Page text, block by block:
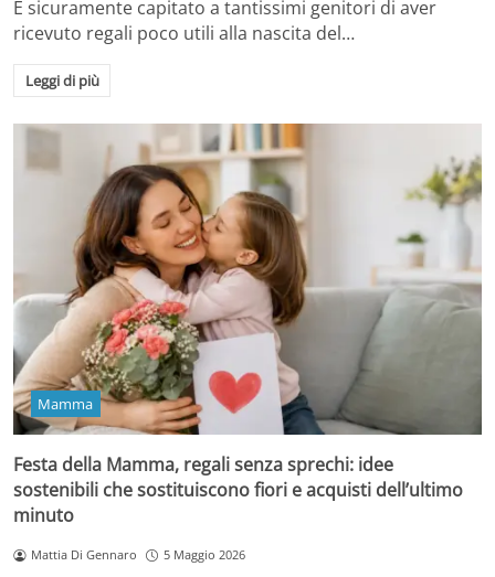
È sicuramente capitato a tantissimi genitori di aver
ricevuto regali poco utili alla nascita del…
Leggi di più
Mamma
Festa della Mamma, regali senza sprechi: idee
sostenibili che sostituiscono fiori e acquisti dell’ultimo
minuto
Mattia Di Gennaro 5 Maggio 2026